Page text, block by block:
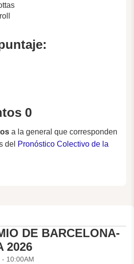
0
a la general que corresponden
del Pronóstico Colectivo de la
DE BARCELONA-
2026
10:00AM